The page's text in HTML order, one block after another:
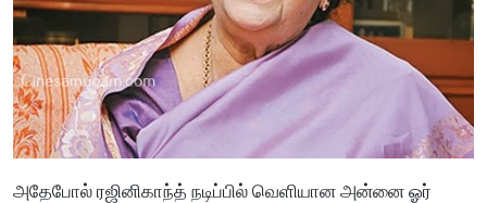
அதேபோல் ரஜினிகாந்த் நடிப்பில் வெளியான அன்னை ஓர்